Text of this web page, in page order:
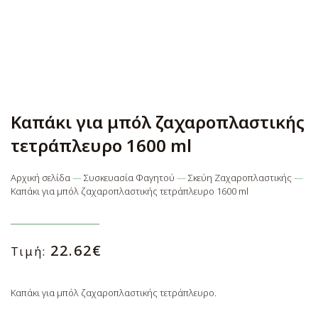
Καπάκι για μπόλ ζαχαροπλαστικής
τετράπλευρο 1600 ml
Αρχική σελίδα—Συσκευασία Φαγητού —Σκεύη Ζαχαροπλαστικής —
Καπάκι για μπόλ ζαχαροπλαστικής τετράπλευρο 1600 ml
Τιμή: 22.62€
Καπάκι για μπόλ ζαχαροπλαστικής τετράπλευρο.